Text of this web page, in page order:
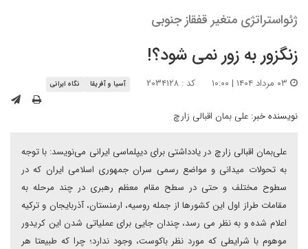
ژئواستراتژی متغیر قفقاز جنوبی
زنگزور به زور نمی شود؟!
کد : ۲۰۳۴۱۲۸ آسیا و آفریقا نگاه ایرانی
نویسنده خبر: علی بمان اقبالی زارچ
علی‌بمان اقبالی زارچ در یادداشتی برای دیپلماسی ایرانی می‌نویسد: با توجه
به تحولات میدانی و مواضع رسمی سران جمهوری اسلامی ایران که در
سطوح مختلف و حتی در سطح مقام معظم رهبری در چند مرحله به
مقامات طراز اول این کشورها از جمله روسیه، ارمنستان، آذربایجان و ترکیه
اعلام شده و به نظر می رسد، چندان جایی برای عملیاتی شدن این کریدور
موهوم با شرایطی که مورد نظر باکوست، وجود ندارد؛ چرا که طبیعتا هر